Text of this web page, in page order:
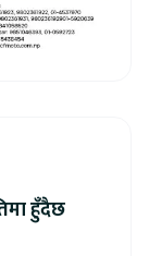
हुँदैछ